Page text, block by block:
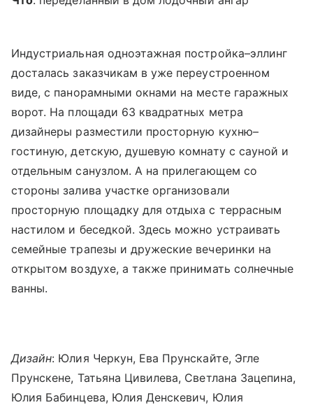
Индустриальная одноэтажная постройка–эллинг
досталась заказчикам в уже переустроенном
виде, с панорамными окнами на месте гаражных
ворот. На площади 63 квадратных метра
дизайнеры разместили просторную кухню–
гостиную, детскую, душевую комнату с сауной и
отдельным санузлом. А на прилегающем со
стороны залива участке организовали
просторную площадку для отдыха с террасным
настилом и беседкой. Здесь можно устраивать
семейные трапезы и дружеские вечеринки на
открытом воздухе, а также принимать солнечные
ванны.
Дизайн: Юлия Черкун, Ева Прунскайте, Эгле
Прунскене, Татьяна Цивилева, Светлана Зацепина,
Юлия Бабинцева, Юлия Денскевич, Юлия